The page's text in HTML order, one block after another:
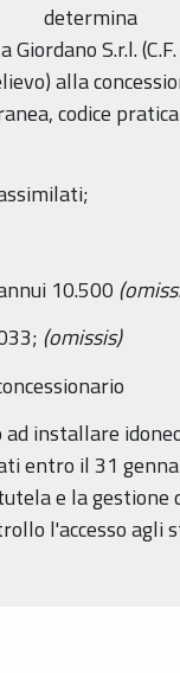
determina
S.r.l.
alla
codice
10.500
(omissis)
installare
il 31
e la gestione
l'accesso